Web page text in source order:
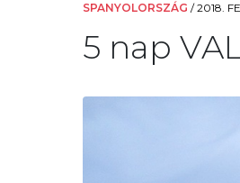
SPANYOLORSZÁG /2018.
5 nap